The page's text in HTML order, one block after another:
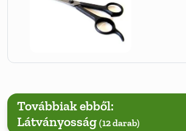
Továbbiak ebből:
Látványosság (12 darab)